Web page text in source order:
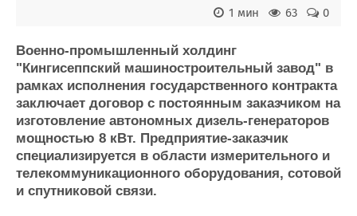
Пульс
Новости
Компании
Репутация
Работа
Крюинг
Журнал
Реклама
Доска объявлений
Продажа флота
Оборудование
Изделия
Материалы
Услуги
0
63
1 мин
Военно-промышленный холдинг
"Кингисеппский машиностроительный завод" в
рамках исполнения государственного контракта
заключает договор с постоянным заказчиком на
изготовление автономных дизель-генераторов
мощностью 8 кВт. Предприятие-заказчик
специализируется в области измерительного и
телекоммуникационного оборудования, сотовой
и спутниковой связи.